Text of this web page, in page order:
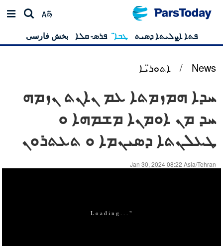
ܦܬܐ ܐܨܠܝܬܐ ܕܣܝܬ ܛܒܐ̈ ܦܪܣ- ܩܠܐ بخش فارسی
News
/ ܐܬܘܪ̈ܝܐ
ܚܕܐ ܗܡܙܡܬܐ ܥܡ ܢܐܢܬ ܢܙܡܗ
ܚܕ ܡܢ ܐܘܡܢܐ ܡܫܡܗܐ ܘ
ܛܥܠܢܬܐ ܕܣܝܢܡܐ ܘ ܬܥܬܪܘܢ
Jan 30, 2024 08:22 Asia/Tehran